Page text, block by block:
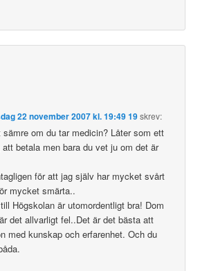
22 november 2007 kl. 19:49 19skrev:
sämre om du tar medicin? Låter som ett
betala men bara du vet ju om det är
för att jag själv har mycket svårt
mycket smärta..
Högskolan är utomordentligt bra! Dom
det allvarligt fel..Det är det bästa att
med kunskap och erfarenhet. Och du